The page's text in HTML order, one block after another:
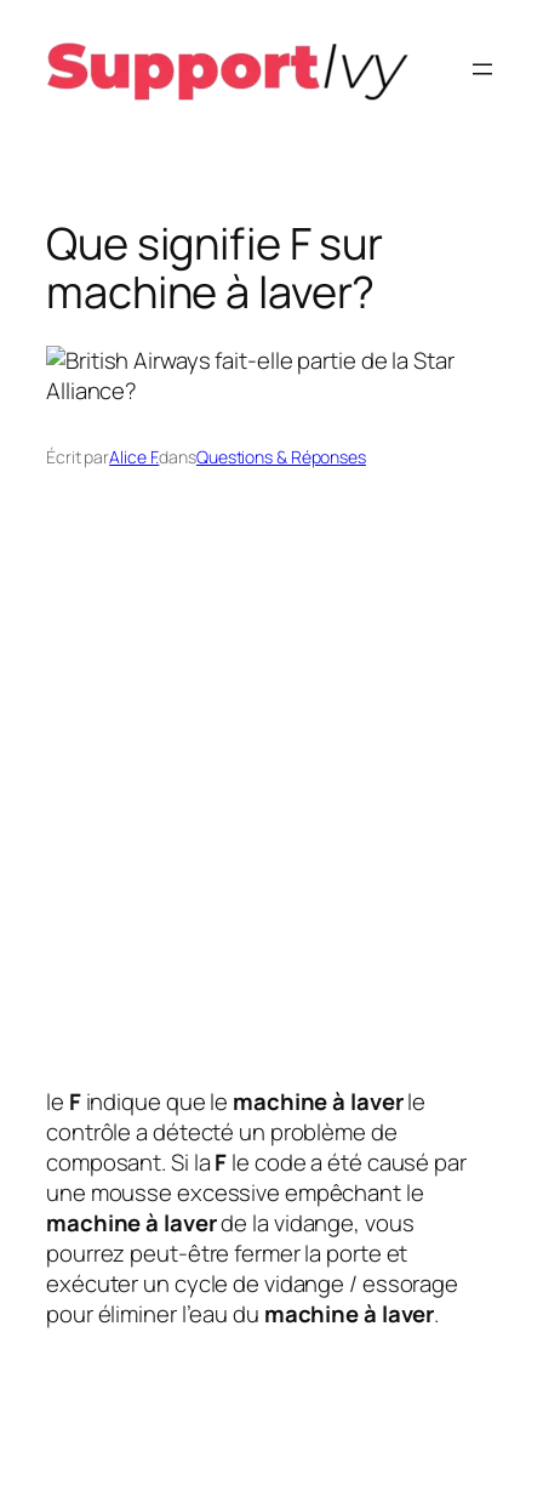
contenu
Que signifie F sur
machine à laver?
Écrit parAlice F.dansQuestions & Réponses
le Findique que le machine à laverle
contrôle a détecté un problème de
composant. Si laFle code a été causé par
une mousse excessive empêchant le
machine à laverde la vidange, vous
pourrez peut-être fermer la porte et
exécuter un cycle de vidange / essorage
pour éliminer l’eau du machine à laver.